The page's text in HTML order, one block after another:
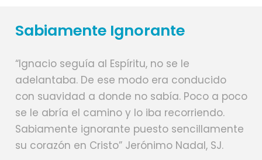
Sabiamente Ignorante
“Ignacio seguía al Espíritu, no se le
adelantaba. De ese modo era conducido
con suavidad a donde no sabía. Poco a poco
se le abría el camino y lo iba recorriendo.
Sabiamente ignorante puesto sencillamente
su corazón en Cristo” Jerónimo Nadal, SJ.